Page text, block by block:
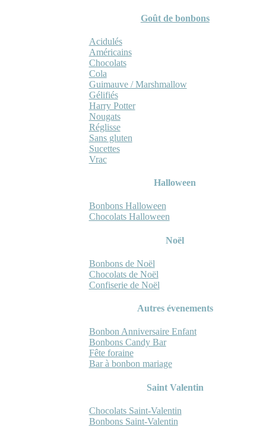
Goût de bonbons
Acidulés
Américains
Chocolats
Cola
Guimauve / Marshmallow
Gélifiés
Harry Potter
Nougats
Réglisse
Sans gluten
Sucettes
Vrac
Halloween
Bonbons Halloween
Chocolats Halloween
Noël
Bonbons de Noël
Chocolats de Noël
Confiserie de Noël
Autres évenements
Bonbon Anniversaire Enfant
Bonbons Candy Bar
Fête foraine
Bar à bonbon mariage
Saint Valentin
Chocolats Saint-Valentin
Bonbons Saint-Valentin